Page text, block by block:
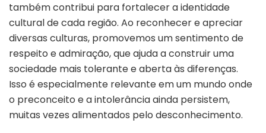
também contribui para fortalecer a identidade
cultural de cada região. Ao reconhecer e apreciar
diversas culturas, promovemos um sentimento de
respeito e admiração, que ajuda a construir uma
sociedade mais tolerante e aberta às diferenças.
Isso é especialmente relevante em um mundo onde
o preconceito e a intolerância ainda persistem,
muitas vezes alimentados pelo desconhecimento.